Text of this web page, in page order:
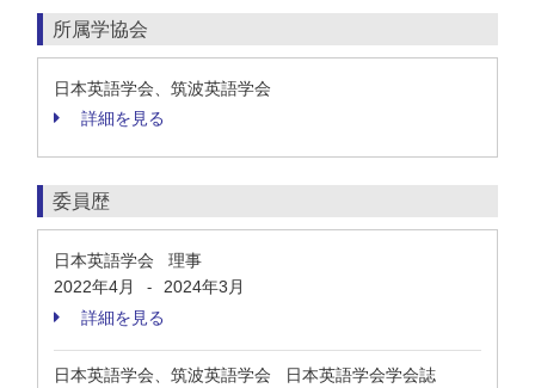
所属学協会
日本英語学会、筑波英語学会
詳細を見る
委員歴
日本英語学会 理事
2022年4月
-
2024年3月
詳細を見る
日本英語学会、筑波英語学会 日本英語学会学会誌